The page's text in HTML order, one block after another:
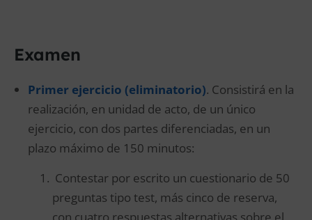
Examen
Primer ejercicio (eliminatorio). Consistirá en la
realización, en unidad de acto, de un único
ejercicio, con dos partes diferenciadas, en un
plazo máximo de 150 minutos:
Contestar por escrito un cuestionario de 50
preguntas tipo test, más cinco de reserva,